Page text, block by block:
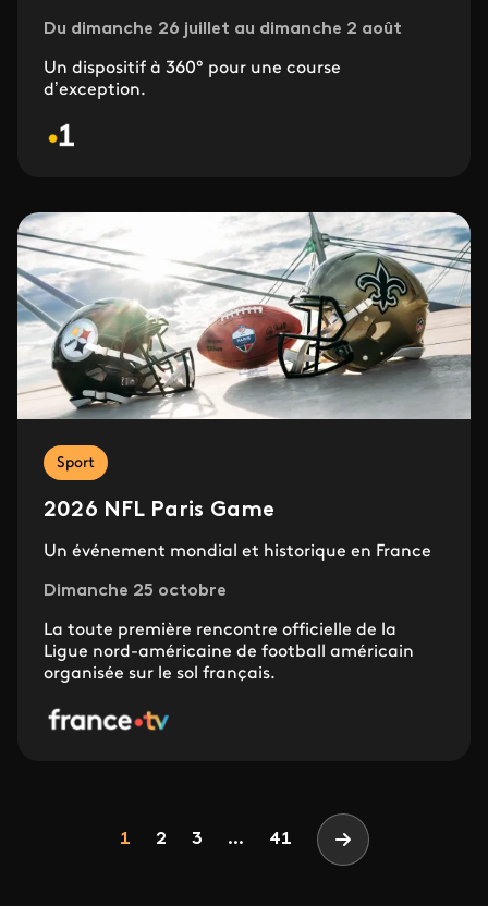
Du dimanche 26 juillet au dimanche 2 août
Un dispositif à 360° pour une course
d’exception.
Sport
2026 NFL Paris Game
Un événement mondial et historique en France
Dimanche 25 octobre
La toute première rencontre officielle de la
Ligue nord-américaine de football américain
organisée sur le sol français.
Page
1 Page
2 Page
3 ... 41 Page suivante